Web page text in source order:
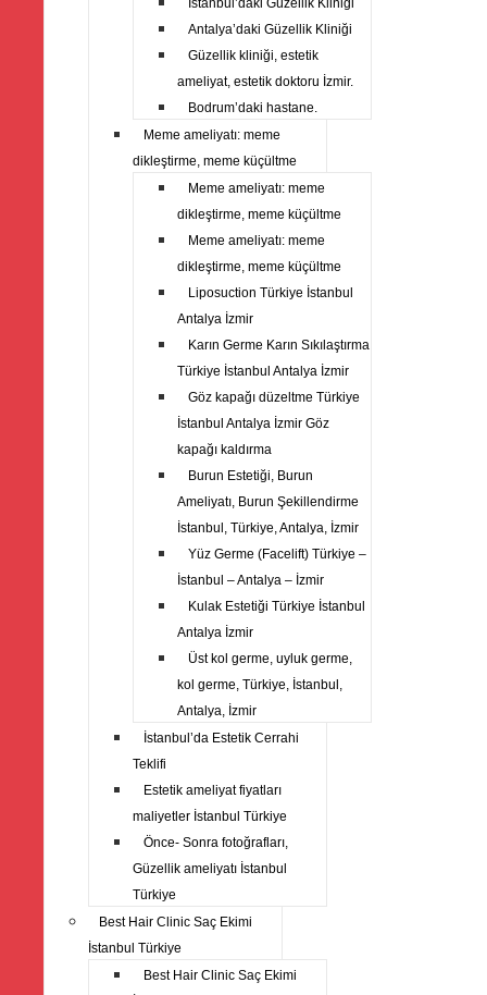
İstanbul’daki Güzellik Kliniği
Antalya’daki Güzellik Kliniği
Güzellik kliniği, estetik
ameliyat, estetik doktoru İzmir.
Bodrum’daki hastane.
Meme ameliyatı: meme
dikleştirme, meme küçültme
Meme ameliyatı: meme
dikleştirme, meme küçültme
Meme ameliyatı: meme
dikleştirme, meme küçültme
Liposuction Türkiye İstanbul
Antalya İzmir
Karın Germe Karın Sıkılaştırma
Türkiye İstanbul Antalya İzmir
Göz kapağı düzeltme Türkiye
İstanbul Antalya İzmir Göz
kapağı kaldırma
Burun Estetiği, Burun
Ameliyatı, Burun Şekillendirme
İstanbul, Türkiye, Antalya, İzmir
Yüz Germe (Facelift) Türkiye –
İstanbul – Antalya – İzmir
Kulak Estetiği Türkiye İstanbul
Antalya İzmir
Üst kol germe, uyluk germe,
kol germe, Türkiye, İstanbul,
Antalya, İzmir
İstanbul’da Estetik Cerrahi
Teklifi
Estetik ameliyat fiyatları
maliyetler İstanbul Türkiye
Önce- Sonra fotoğrafları,
Güzellik ameliyatı İstanbul
Türkiye
Best Hair Clinic Saç Ekimi
İstanbul Türkiye
Best Hair Clinic Saç Ekimi